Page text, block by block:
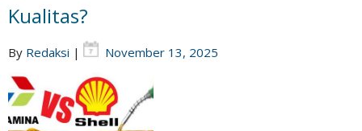
Kualitas?
By Redaksi | November 13, 2025